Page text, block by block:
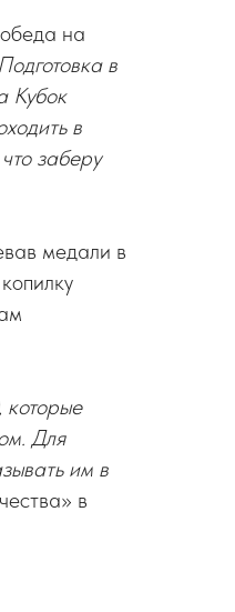
на
в
Кубок
в
заберу
медали в
Для
им в
в